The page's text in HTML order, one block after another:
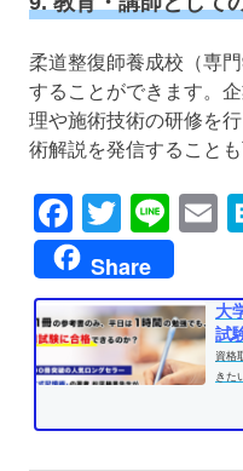
柔道整復師養成校（専
することができます。
理や施術技術の研修を
術解説を発信することも
Facebook
TwitterLine
Share
大
試
資格
きた